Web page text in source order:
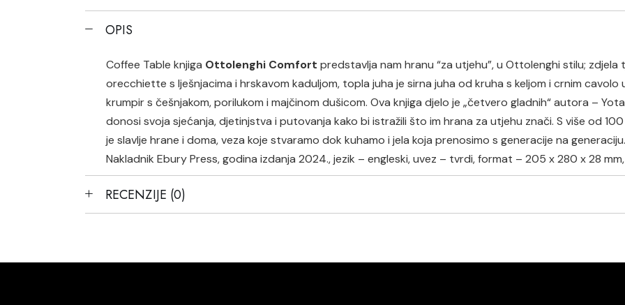
OPIS
Coffee Table knjiga Ottolenghi Comfort predstavlja nam hranu “za utjehu”, u Ottolenghi stilu;
orecchiette s lješnjacima i hrskavom kaduljom, topla juha je sirna juha od kruha s keljom i crnim
krumpir s češnjakom, porilukom i majčinom dušicom. Ova knjiga djelo je „četvero gladnih“ autora –
donosi svoja sjećanja, djetinjstva i putovanja kako bi istražili što im hrana za utjehu znači. S više od
je slavlje hrane i doma, veza koje stvaramo dok kuhamo i jela koja prenosimo s generacije na generaciju.
Nakladnik Ebury Press, godina izdanja 2024., jezik – engleski, uvez – tvrdi, format – 205 x 280 x 28
RECENZIJE (0)